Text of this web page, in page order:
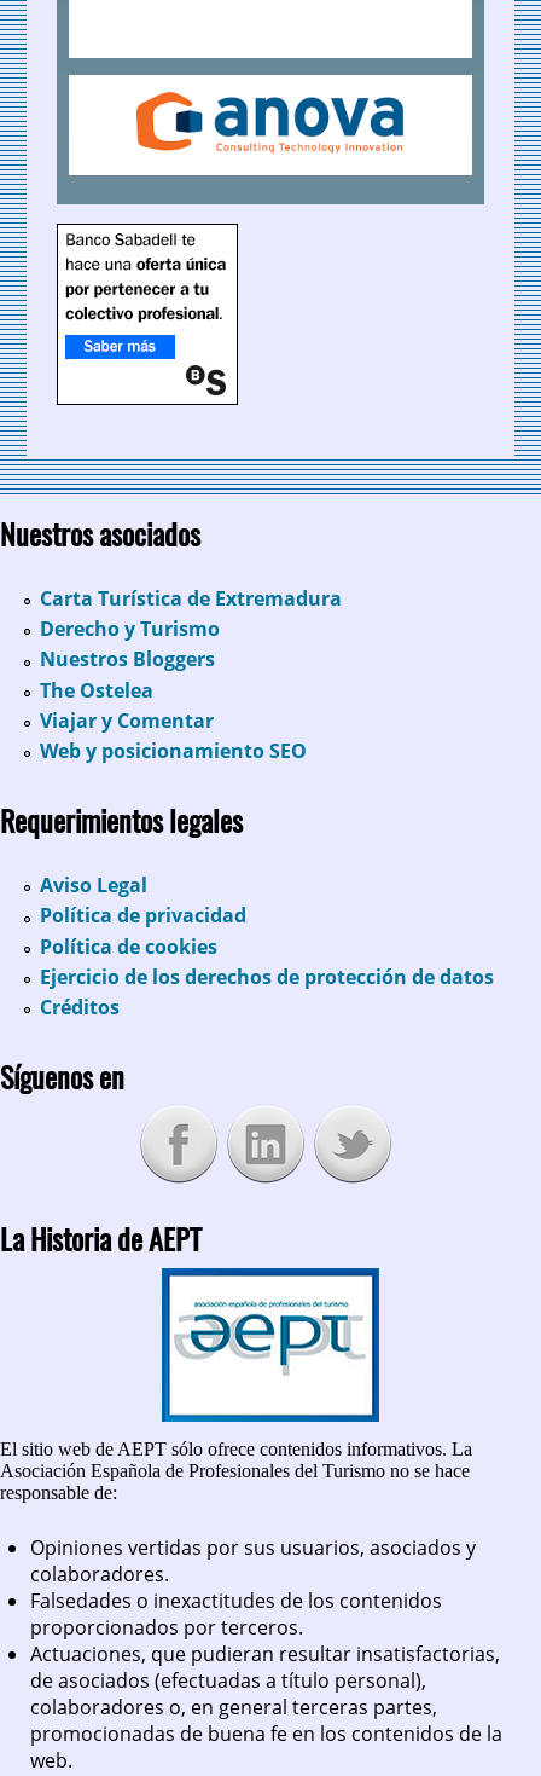
Nuestros asociados
Carta Turística de Extremadura
Derecho y Turismo
Nuestros Bloggers
The Ostelea
Viajar y Comentar
Web y posicionamiento SEO
Requerimientos legales
Aviso Legal
Política de privacidad
Política de cookies
Ejercicio de los derechos de protección de datos
Créditos
Síguenos en
La Historia de AEPT
El sitio web de AEPT sólo ofrece contenidos informativos. La
Asociación Española de Profesionales del Turismo no se hace
responsable de:
Opiniones vertidas por sus usuarios, asociados y
colaboradores.
Falsedades o inexactitudes de los contenidos
proporcionados por terceros.
Actuaciones, que pudieran resultar insatisfactorias,
de asociados (efectuadas a título personal),
colaboradores o, en general terceras partes,
promocionadas de buena fe en los contenidos de la
web.